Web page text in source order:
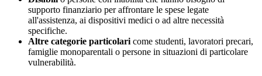
supporto finanziario per affrontare le spese legate
all'assistenza, ai dispositivi medici o ad altre necessità
specifiche.
Altre categorie particolari come studenti, lavoratori precari,
famiglie monoparentali o persone in situazioni di particolare
vulnerabilità.